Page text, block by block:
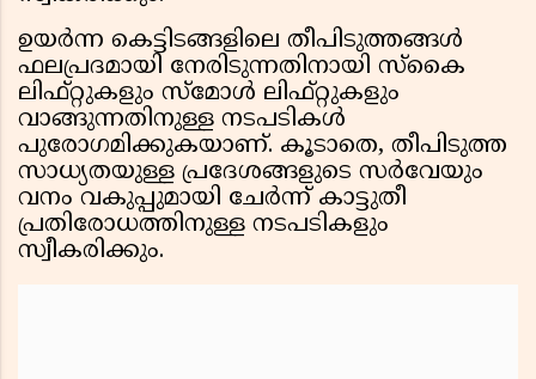
ഉയർന്ന കെട്ടിടങ്ങളിലെ തീപിടുത്തങ്ങൾ
ഫലപ്രദമായി നേരിടുന്നതിനായി സ്‌കൈ
ലിഫ്റ്റുകളും സ്മോൾ ലിഫ്റ്റുകളും
വാങ്ങുന്നതിനുള്ള നടപടികൾ
പുരോഗമിക്കുകയാണ്. കൂടാതെ, തീപിടുത്ത
സാധ്യതയുള്ള പ്രദേശങ്ങളുടെ സർവേയും
വനം വകുപ്പുമായി ചേർന്ന് കാട്ടുതീ
പ്രതിരോധത്തിനുള്ള നടപടികളും
സ്വീകരിക്കും.